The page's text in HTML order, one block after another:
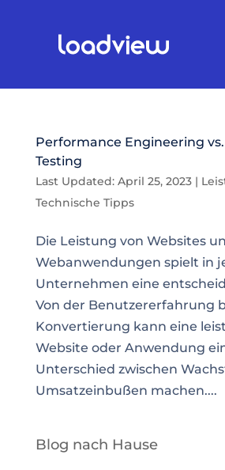
Performance Engineering
Testing
Last Updated: April 25, 2023|
Technische Tipps
Die Leistung von Websites
Webanwendungen spielt in
Unternehmen eine
Von der Benutzererfahrung
Konvertierung kann eine
Website oder Anwendung
Unterschied zwischen
Umsatzeinbußen machen....
Blog nach Hause